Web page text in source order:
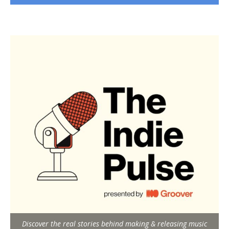
Discover the real stories behind making & releasing music